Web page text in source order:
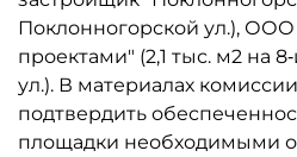
Поклонногорской ул.),
проектами" (2,1 тыс. м2 на
ул.). В материалах
подтвердить
площадки необходимыми